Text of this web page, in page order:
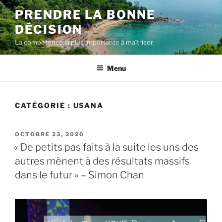
Aller
au
contenu
PRENDRE LA BONNE
DÉCISION
La compétence la plus importante à maîtriser
Menu
CATÉGORIE : USANA
PUBLIÉ
LE
OCTOBRE 23, 2020
« De petits pas faits à la suite les uns des
autres mènent à des résultats massifs
dans le futur » – Simon Chan